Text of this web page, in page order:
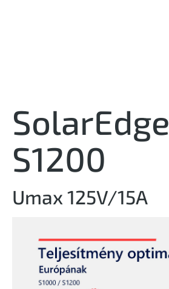
SolarEdge
S1200
Umax 125V/15A